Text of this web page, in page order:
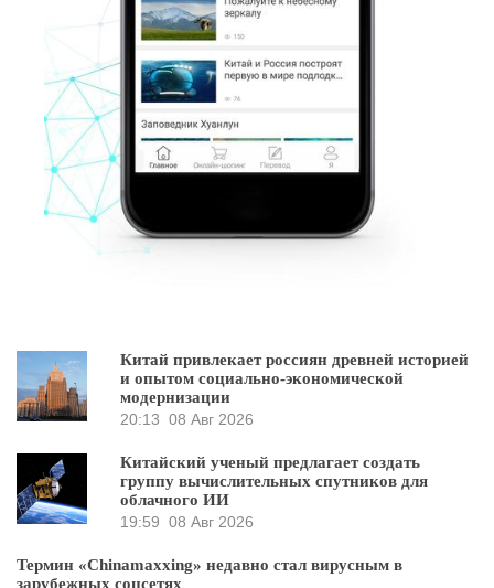
Китай привлекает россиян древней историей
и опытом социально-экономической
модернизации
20:13 08 Авг 2026
Китайский ученый предлагает создать
группу вычислительных спутников для
облачного ИИ
19:59 08 Авг 2026
Термин «Chinamaxxing» недавно стал вирусным в
зарубежных соцсетях